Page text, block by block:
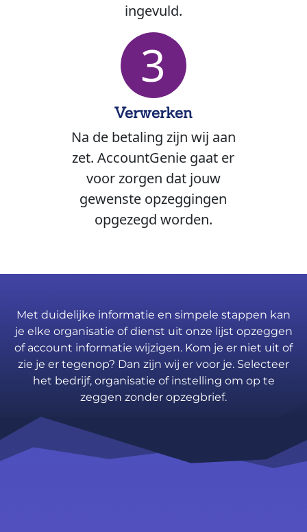
ingevuld.
3
Verwerken
Na de betaling zijn wij aan
zet. AccountGenie gaat er
voor zorgen dat jouw
gewenste opzeggingen
opgezegd worden.
Met duidelijke informatie en simpele stappen kan
je elke organisatie of dienst uit onze lijst opzeggen
of account informatie wijzigen. Kom je er niet uit of
zie je er tegenop? Dan zijn wij er voor je. Selecteer
het bedrijf, organisatie of instelling om op te
zeggen zonder opzegbrief.